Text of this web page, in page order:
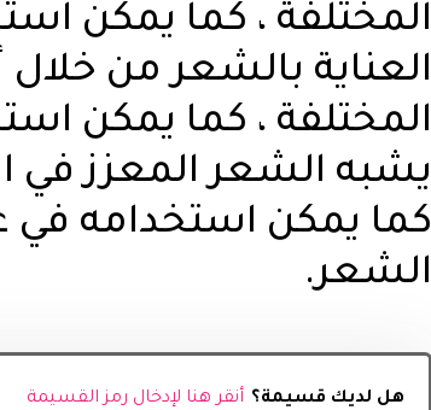
المختلفة ، كما يمكن
العناية بالشعر من خلال
المختلفة ، كما يمكن
يشبه الشعر المعزز في
كما يمكن استخدامه في
الشعر.
هل لديك قسيمة؟ أنقر هنا لإدخال رمز القسيمة